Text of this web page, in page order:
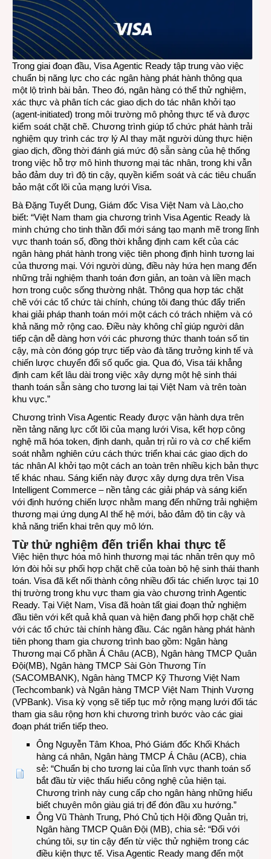
Trong giai đoạn đầu, Visa Agentic Ready tập trung vào việc
chuẩn bị năng lực cho các ngân hàng phát hành thông qua
một lộ trình bài bản. Theo đó, ngân hàng có thể thử nghiệm,
xác thực và phân tích các giao dịch do tác nhân khởi tạo
(agent-initiated) trong môi trường mô phỏng thực tế và được
kiểm soát chặt chẽ. Chương trình giúp tổ chức phát hành trải
nghiệm quy trình các trợ lý AI thay mặt người dùng thực hiện
giao dịch, đồng thời đánh giá mức độ sẵn sàng của hệ thống
trong việc hỗ trợ mô hình thương mại tác nhân, trong khi vẫn
bảo đảm duy trì độ tin cậy, quyền kiểm soát và các tiêu chuẩn
bảo mật cốt lõi của mạng lưới Visa.
Bà Đặng Tuyết Dung, Giám đốc Visa Việt Nam và Lào,cho
biết: “Việt Nam tham gia chương trình Visa Agentic Ready là
minh chứng cho tinh thần đổi mới sáng tạo mạnh mẽ trong lĩnh
vực thanh toán số, đồng thời khẳng định cam kết của các
ngân hàng phát hành trong việc tiên phong định hình tương lai
của thương mại. Với người dùng, điều này hứa hẹn mang đến
những trải nghiệm thanh toán đơn giản, an toàn và liền mạch
hơn trong cuộc sống thường nhật. Thông qua hợp tác chặt
chẽ với các tổ chức tài chính, chúng tôi đang thúc đẩy triển
khai giải pháp thanh toán mới một cách có trách nhiệm và có
khả năng mở rộng cao. Điều này không chỉ giúp người dân
tiếp cận dễ dàng hơn với các phương thức thanh toán số tin
cậy, mà còn đóng góp trực tiếp vào đà tăng trưởng kinh tế và
chiến lược chuyển đổi số quốc gia. Qua đó, Visa tái khẳng
định cam kết lâu dài trong việc xây dựng một hệ sinh thái
thanh toán sẵn sàng cho tương lai tại Việt Nam và trên toàn
khu vực.”
Chương trình Visa Agentic Ready được vận hành dựa trên
nền tảng năng lực cốt lõi của mạng lưới Visa, kết hợp công
nghệ mã hóa token, định danh, quản trị rủi ro và cơ chế kiểm
soát nhằm nghiên cứu cách thức triển khai các giao dịch do
tác nhân AI khởi tạo một cách an toàn trên nhiều kịch bản thực
tế khác nhau. Sáng kiến này được xây dựng dựa trên Visa
Intelligent Commerce – nền tảng các giải pháp và sáng kiến
với định hướng chiến lược nhằm mang đến những trải nghiệm
thương mại ứng dụng AI thế hệ mới, bảo đảm độ tin cậy và
khả năng triển khai trên quy mô lớn.
Từ thử nghiệm đến triển khai thực tế
Việc hiện thực hóa mô hình thương mại tác nhân trên quy mô
lớn đòi hỏi sự phối hợp chặt chẽ của toàn bộ hệ sinh thái thanh
toán. Visa đã kết nối thành công nhiều đối tác chiến lược tại 10
thị trường trong khu vực tham gia vào chương trình Agentic
Ready. Tại Việt Nam, Visa đã hoàn tất giai đoạn thử nghiệm
đầu tiên với kết quả khả quan và hiện đang phối hợp chặt chẽ
với các tổ chức tài chính hàng đầu. Các ngân hàng phát hành
tiên phong tham gia chương trình bao gồm: Ngân hàng
Thương mại Cổ phần Á Châu (ACB), Ngân hàng TMCP Quân
Đội(MB), Ngân hàng TMCP Sài Gòn Thương Tín
(SACOMBANK), Ngân hàng TMCP Kỹ Thương Việt Nam
(Techcombank) và Ngân hàng TMCP Việt Nam Thịnh Vượng
(VPBank). Visa kỳ vọng sẽ tiếp tục mở rộng mạng lưới đối tác
tham gia sâu rộng hơn khi chương trình bước vào các giai
đoạn phát triển tiếp theo.
Ông Nguyễn Tâm Khoa, Phó Giám đốc Khối Khách
hàng cá nhân, Ngân hàng TMCP Á Châu (ACB), chia
sẻ: “Chuẩn bị cho tương lai của lĩnh vực thanh toán số
bắt đầu từ việc thấu hiểu công nghệ của hiện tại.
Chương trình này cung cấp cho ngân hàng những hiểu
biết chuyên môn giàu giá trị để đón đầu xu hướng.”
Ông Vũ Thành Trung, Phó Chủ tịch Hội đồng Quản trị,
Ngân hàng TMCP Quân Đội (MB), chia sẻ: “Đối với
chúng tôi, sự tin cậy đến từ việc thử nghiệm trong các
điều kiện thực tế. Visa Agentic Ready mang đến một